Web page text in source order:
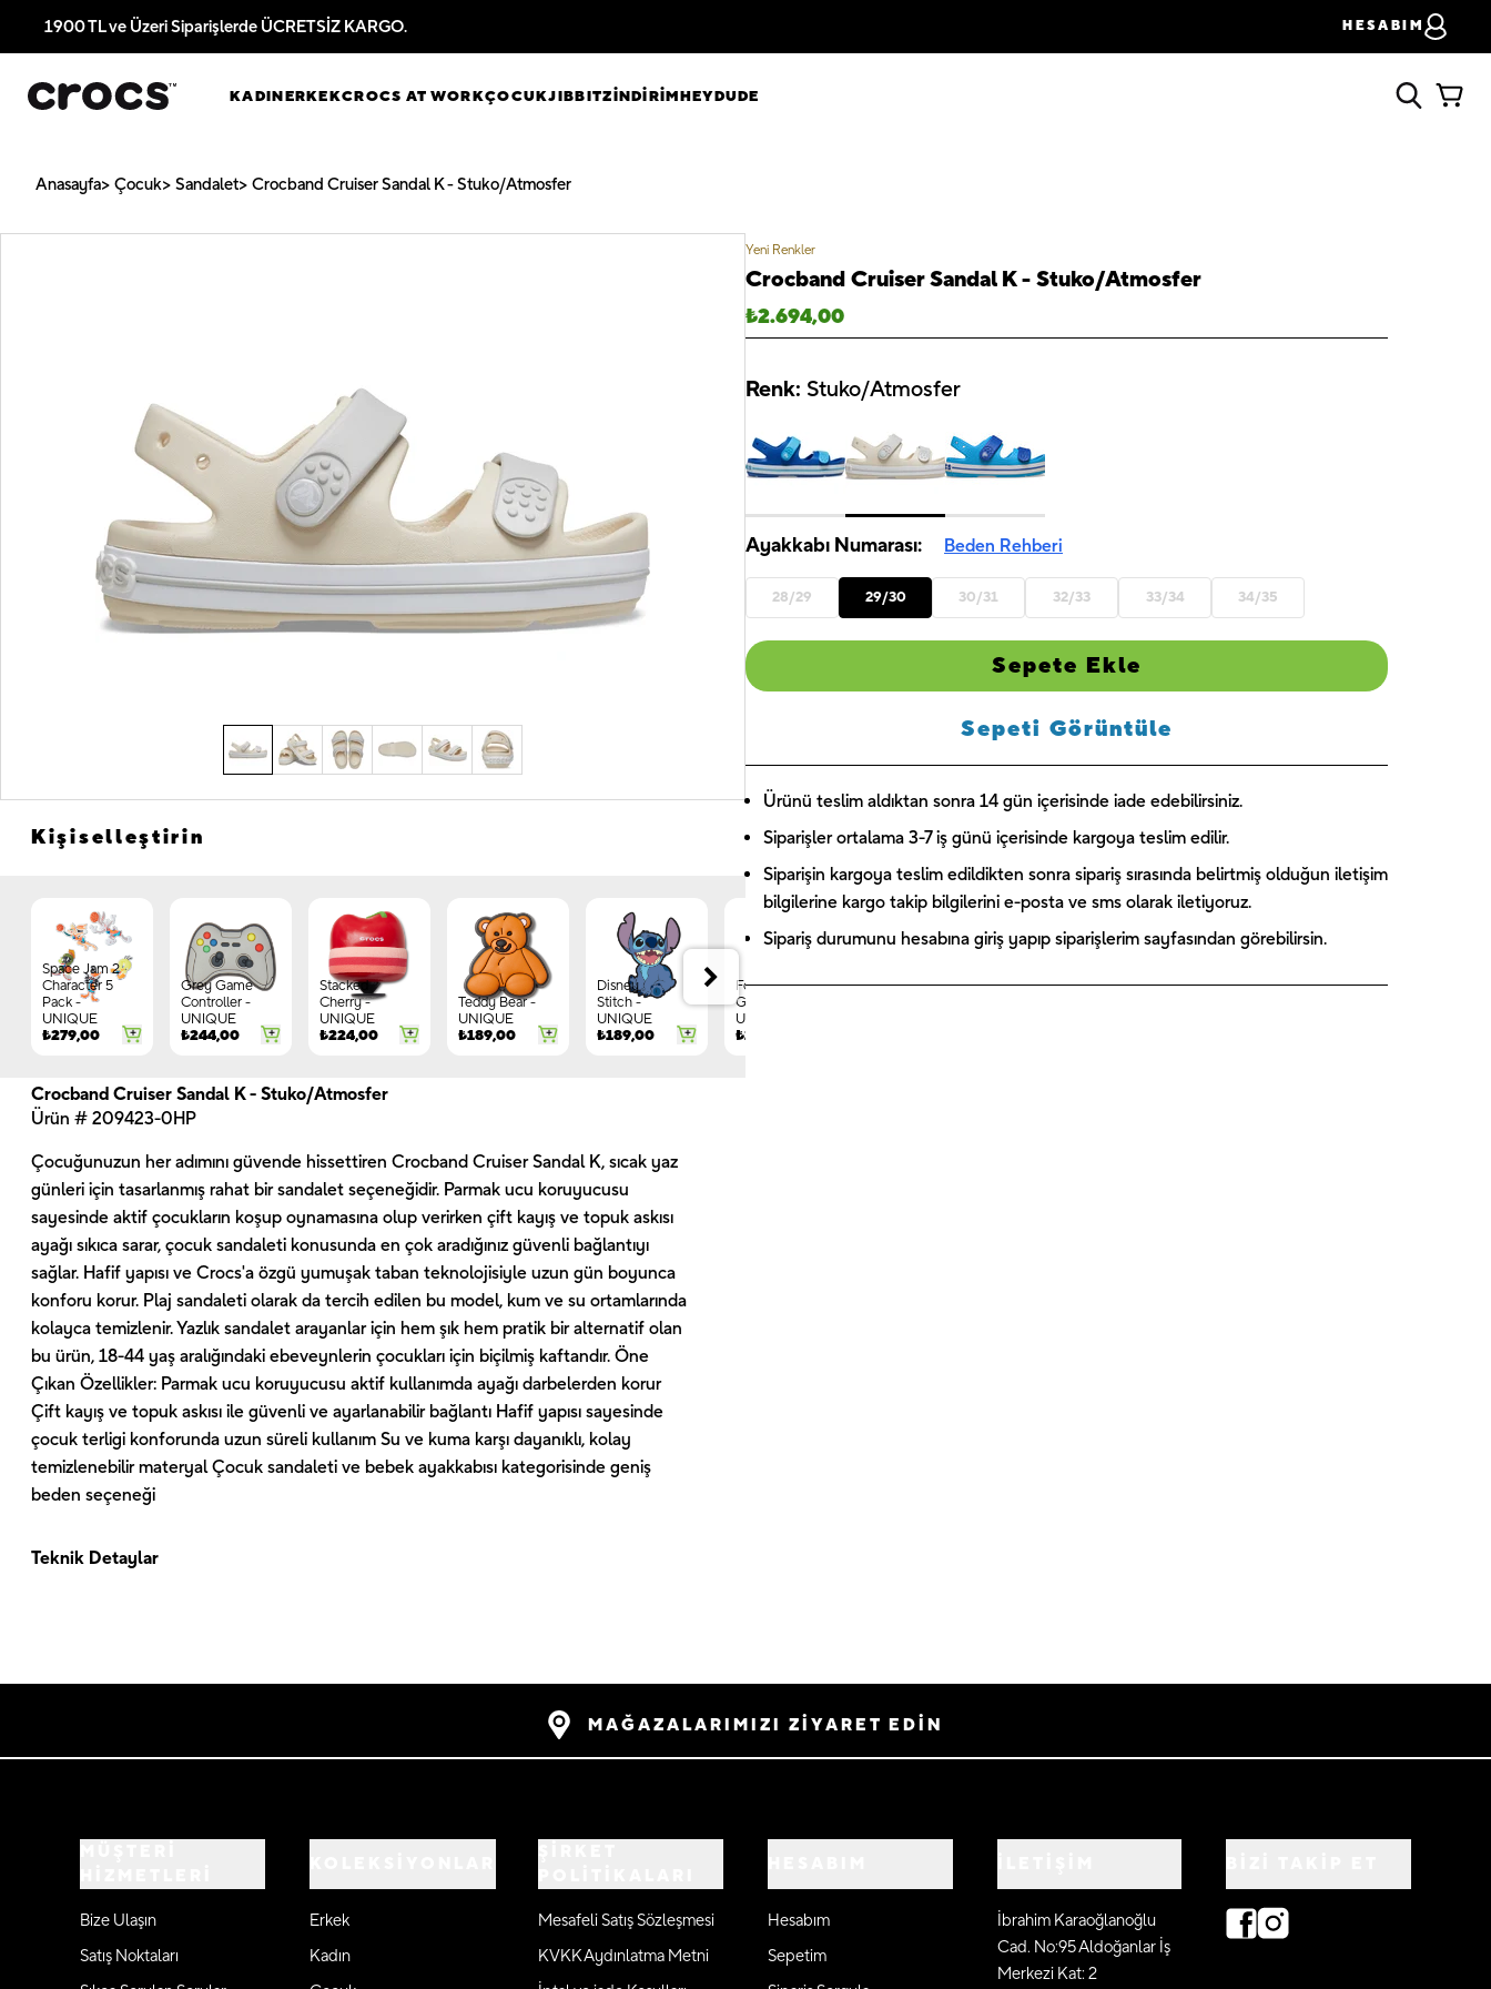
1900 TL ve Üzeri Siparişlerde ÜCRETSİZ KARGO. HESABIM
KADINERKEKCROCS AT WORKÇOCUKJIBBITZİNDİRİMHEYDUDE
Anasayfa Çocuk Sandalet Crocband Cruiser Sandal K - Stuko/Atmosfer
Kişiselleştirin
Space Jam 2
Character 5
Pack -
UNIQUE
₺279,00
Grey Game
Controller -
UNIQUE
₺244,00
Stacked
Cherry -
UNIQUE
₺224,00
Teddy Bear -
UNIQUE
₺189,00
Disney
Stitch -
UNIQUE
₺189,00
Forest
Gnome -
UNIQUE
₺149,00
Jibbitz
Captain
Paw Patrol
Blooming
Crocband Cruiser Sandal K - Stuko/Atmosfer
Ürün # 209423-0HP
Çocuğunuzun her adımını güvende hissettiren Crocband Cruiser Sandal K, sıcak yaz
günleri için tasarlanmış rahat bir sandalet seçeneğidir. Parmak ucu koruyucusu
sayesinde aktif çocukların koşup oynamasına olup verirken çift kayış ve topuk askısı
ayağı sıkıca sarar, çocuk sandaleti konusunda en çok aradığınız güvenli bağlantıyı
sağlar. Hafif yapısı ve Crocs'a özgü yumuşak taban teknolojisiyle uzun gün boyunca
konforu korur. Plaj sandaleti olarak da tercih edilen bu model, kum ve su ortamlarında
kolayca temizlenir. Yazlık sandalet arayanlar için hem şık hem pratik bir alternatif olan
bu ürün, 18-44 yaş aralığındaki ebeveynlerin çocukları için biçilmiş kaftandır. Öne
Çıkan Özellikler: Parmak ucu koruyucusu aktif kullanımda ayağı darbelerden korur
Çift kayış ve topuk askısı ile güvenli ve ayarlanabilir bağlantı Hafif yapısı sayesinde
çocuk terligi konforunda uzun süreli kullanım Su ve kuma karşı dayanıklı, kolay
temizlenebilir materyal Çocuk sandaleti ve bebek ayakkabısı kategorisinde geniş
beden seçeneği
Teknik Detaylar
Yeni Renkler
Crocband Cruiser Sandal K - Stuko/Atmosfer
₺2.694,00
Renk: Stuko/Atmosfer
Ayakkabı Numarası: Beden Rehberi
28/29 29/30 30/31 32/33 33/34 34/35
Sepete Ekle
Sepeti Görüntüle
Ürünü teslim aldıktan sonra 14 gün içerisinde iade edebilirsiniz.
Siparişler ortalama 3-7 iş günü içerisinde kargoya teslim edilir.
Siparişin kargoya teslim edildikten sonra sipariş sırasında belirtmiş olduğun iletişim
bilgilerine kargo takip bilgilerini e-posta ve sms olarak iletiyoruz.
Sipariş durumunu hesabına giriş yapıp siparişlerim sayfasından görebilirsin.
MAĞAZALARIMIZI ZİYARET EDİN
Bize Ulaşın
Satış Noktaları
Erkek
Kadın
Mesafeli Satış Sözleşmesi
KVKK Aydınlatma Metni
Hesabım
Sepetim
İbrahim Karaoğlanoğlu
Cad. No:95 Aldoğanlar İş
Merkezi Kat: 2